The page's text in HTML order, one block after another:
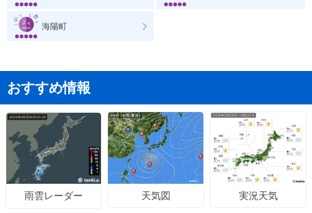
海陽町
おすすめ情報
雨雲レーダー 天気図 実況天気